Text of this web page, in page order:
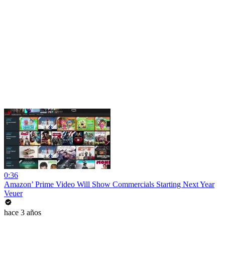
0:36
Amazon’ Prime Video Will Show Commercials Starting Next Year
Veuer
hace 3 años